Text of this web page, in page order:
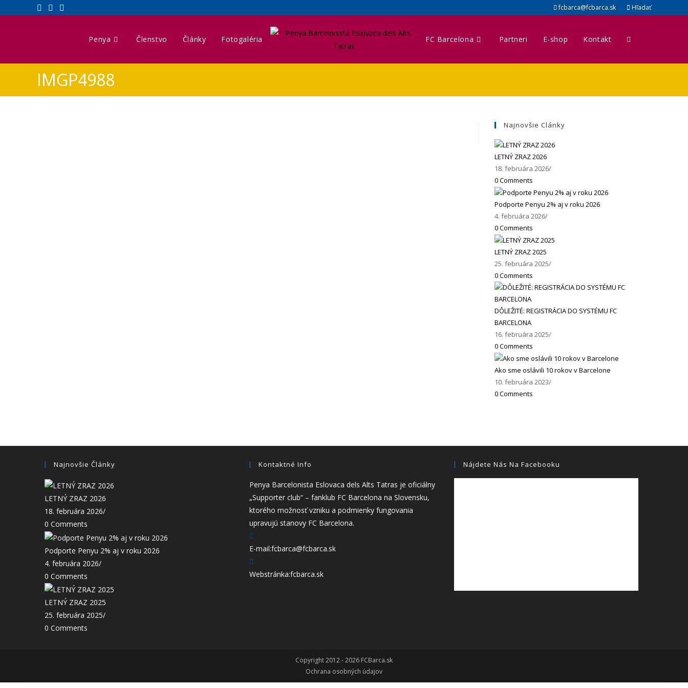
fcbarca@fcbarca.sk Hľadať
Penya Členstvo Články Fotogaléria FC Barcelona Partneri E-shop Kontakt
IMGP4988
Najnovšie Clánky
LETNÝ ZRAZ 2026
18. februára 2026/
0 Comments
Podporte Penyu 2% aj v roku 2026
4. februára 2026/
0 Comments
LETNÝ ZRAZ 2025
25. februára 2025/
0 Comments
DÔLEŽITÉ: REGISTRÁCIA DO SYSTÉMU FC
BARCELONA
16. februára 2025/
0 Comments
Ako sme oslávili 10 rokov v Barcelone
10. februára 2023/
0 Comments
Najnovšie Články
LETNÝ ZRAZ 2026
18. februára 2026/
0 Comments
Podporte Penyu 2% aj v roku 2026
4. februára 2026/
0 Comments
LETNÝ ZRAZ 2025
25. februára 2025/
0 Comments
Kontaktné Info
Penya Barcelonista Eslovaca dels Alts Tatras je oficiálny
„Supporter club“ – fanklub FC Barcelona na Slovensku,
ktorého možnosť vzniku a podmienky fungovania
upravujú stanovy FC Barcelona.
E-mail:fcbarca@fcbarca.sk
Webstránka:fcbarca.sk
Nájdete Nás Na Facebooku
Copyright 2012 - 2026 FCBarca.sk
Ochrana osobných údajov